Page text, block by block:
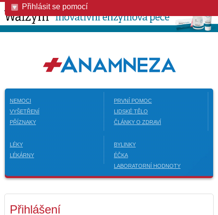
Přihlásit se pomocí
NEMOCI
VYŠETŘENÍ
PŘÍZNAKY
PRVNÍ POMOC
LIDSKÉ TĚLO
ČLÁNKY O ZDRAVÍ
LÉKY
LÉKÁRNY
BYLINKY
ÉČKA
LABORATORNÍ HODNOTY
Přihlášení